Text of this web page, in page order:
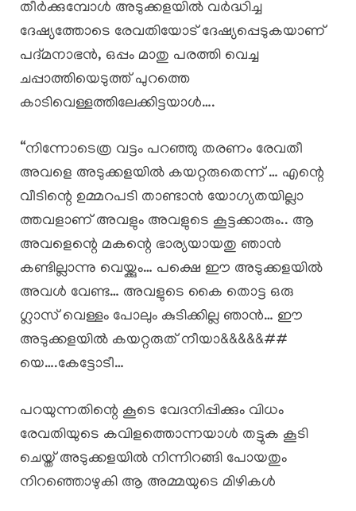
തീർക്കുമ്പോൾ അടുക്കളയിൽ വർദ്ധിച്ച
ദേഷ്യത്തോടെ രേവതിയോട് ദേഷ്യപ്പെടുകയാണ്
പദ്മനാഭൻ, ഒപ്പം മാതു പരത്തി വെച്ച
ചപ്പാത്തിയെടുത്ത് പുറത്തെ
കാടിവെള്ളത്തിലേക്കിട്ടയാൾ….
“നിന്നോടെത്ര വട്ടം പറഞ്ഞു തരണം രേവതീ
അവളെ അടുക്കളയിൽ കയറ്റരുതെന്ന് … എന്റെ
വീടിന്റെ ഉമ്മറപടി താണ്ടാൻ യോഗ്യതയില്ലാ
ത്തവളാണ് അവളും അവളുടെ കൂട്ടക്കാരും.. ആ
അവളെന്റെ മകന്റെ ഭാര്യയായതു ഞാൻ
കണ്ടില്ലാന്നു വെയ്ക്കും… പക്ഷെ ഈ അടുക്കളയിൽ
അവൾ വേണ്ട… അവളുടെ കൈ തൊട്ട ഒരു
ഗ്ലാസ് വെള്ളം പോലും കുടിക്കില്ല ഞാൻ… ഈ
അടുക്കളയിൽ കയറ്റരുത് നീയാ&&&&&##
യെ….കേട്ടോടീ…
പറയുന്നതിന്റെ കൂടെ വേദനിപ്പിക്കും വിധം
രേവതിയുടെ കവിളത്തൊന്നയാൾ തട്ടുക കൂടി
ചെയ്ത് അടുക്കളയിൽ നിന്നിറങ്ങി പോയതും
നിറഞ്ഞൊഴുകി ആ അമ്മയുടെ മിഴികൾ